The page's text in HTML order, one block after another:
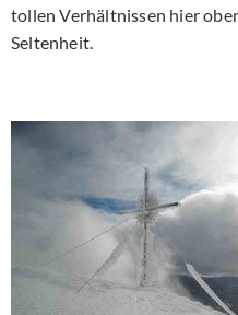
tollen Verhältnissen hier
Seltenheit.